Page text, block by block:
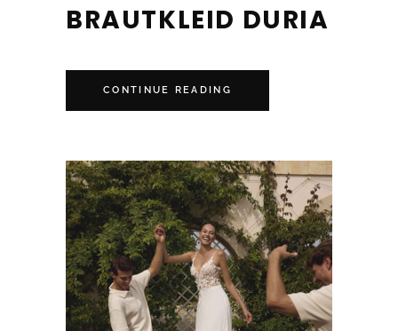
BRAUTKLEID DURIA
CONTINUE READING